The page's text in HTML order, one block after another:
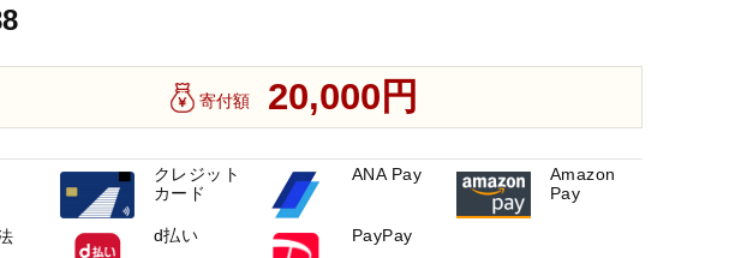
寄付額 20,000円
クレジット
カード
ANA Pay
Amazon
Pay
d払い PayPay